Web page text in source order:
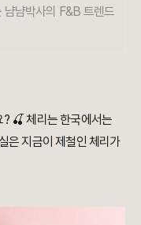
냠냠박사의 F&B 트렌드
🍒 체리는 한국에서는
은 지금이 제철인 체리가